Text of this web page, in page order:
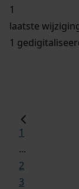
laatste
1
1
...
2
3